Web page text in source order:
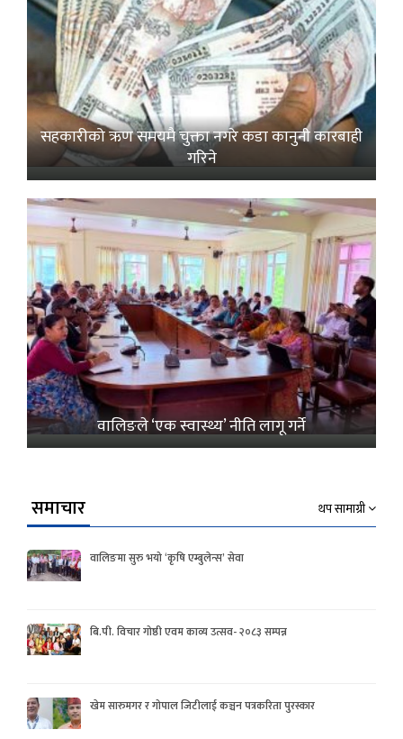
सहकारीको ऋण समयमै चुक्ता नगरे कडा कानुनी कारबाही
गरिने
वालिङले ‘एक स्वास्थ्य’ नीति लागू गर्ने
समाचार थप सामाग्री
वालिङमा सुरु भयो ‘कृषि एम्बुलेन्स’ सेवा
बि.पी. विचार गोष्ठी एवम काव्य उत्सव- २०८३ सम्पन्न
खेम सारुमगर र गोपाल जिटीलाई कञ्चन पत्रकरिता पुरस्कार